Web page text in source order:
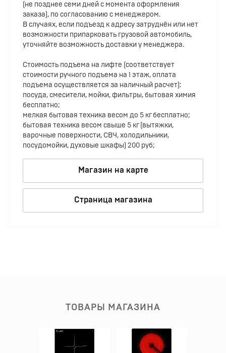
(не позднее семи дней с момента оформления
заказа), по согласованию с менеджером.
В случаях, если подъезд к адресу затруднён или нет
возможности припарковать грузовой автомобиль,
уточняйте возможность доставки у менеджера.
Стоимость подъема на лифте (соответствует
стоимости ручного подъема на 1 этаж, оплата
подъема осуществляется за наличный расчет):
посуда, смесители, мойки, фильтры, бытовая химия
бесплатно;
мелкая бытовая техника весом до 5 кг бесплатно;
бытовая техника весом свыше 5 кг (вытяжки,
варочные поверхности, СВЧ, холодильники,
посудомойки, духовые шкафы) 200 руб;
Магазин на карте
Страница магазина
ТОВАРЫ МАГАЗИНА